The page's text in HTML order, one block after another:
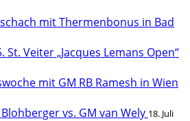
mit Thermenbonus in Bad
Veiter „Jacques Lemans Open“
mit GM RB Ramesh in Wien
vs. GM van Wely 18. Juli